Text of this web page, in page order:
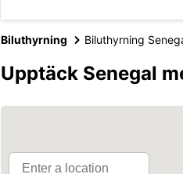
Biluthyrning Biluthyrning
Upptäck Senegal